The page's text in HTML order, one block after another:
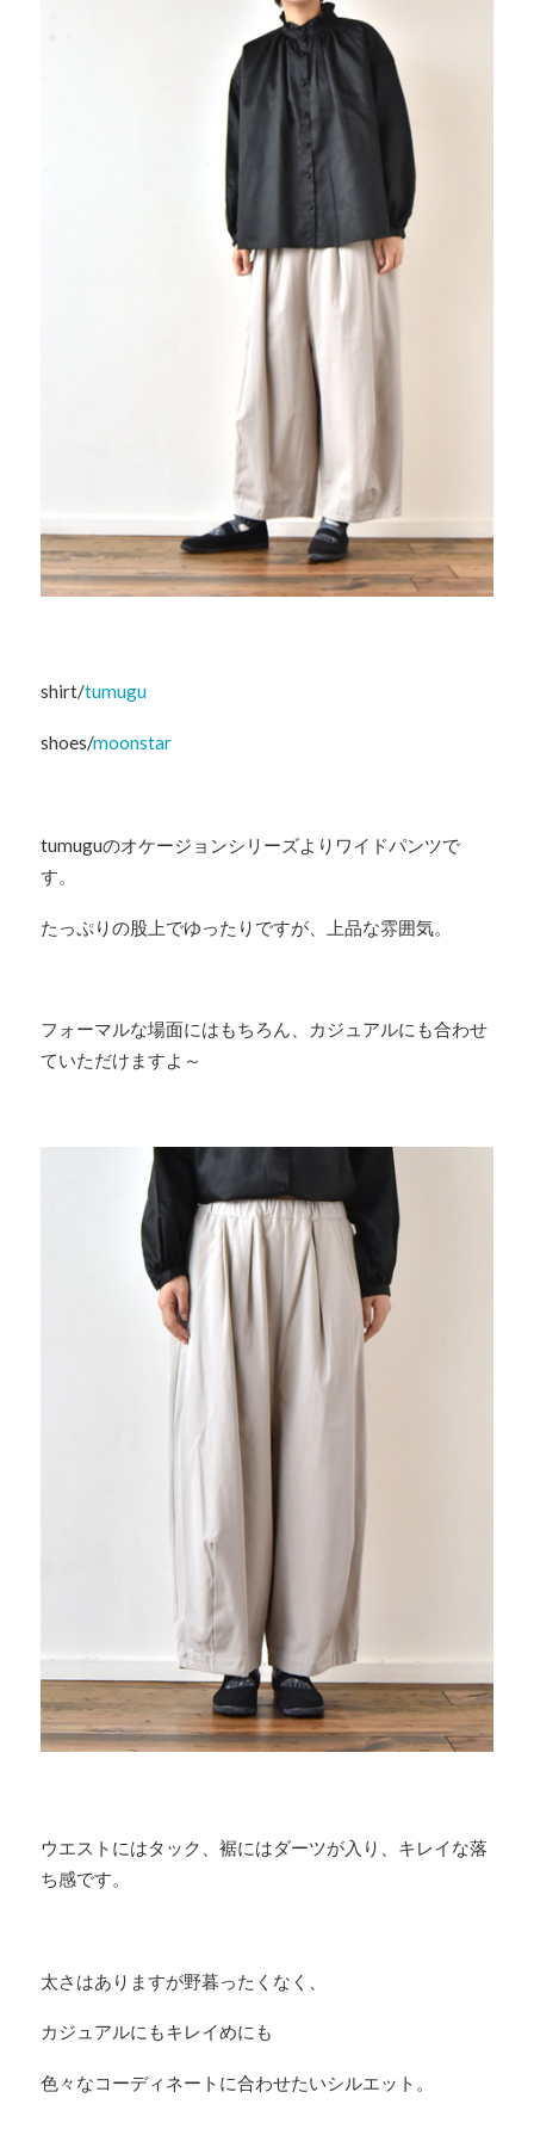
shirt/tumugu
shoes/moonstar
tumuguのオケージョンシリーズよりワイドパンツで
す。
たっぷりの股上でゆったりですが、上品な雰囲気。
フォーマルな場面にはもちろん、カジュアルにも合わせ
ていただけますよ～
ウエストにはタック、裾にはダーツが入り、キレイな落
ち感です。
太さはありますが野暮ったくなく、
カジュアルにもキレイめにも
色々なコーディネートに合わせたいシルエット。